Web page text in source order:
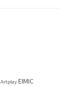
Artplay EIMIC